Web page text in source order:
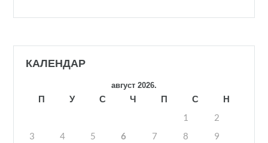
КАЛЕНДАР
август 2026.
П У С Ч П С
Н
1
2
3
4 5 6 7 8
9